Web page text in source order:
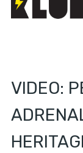
VIDEO: